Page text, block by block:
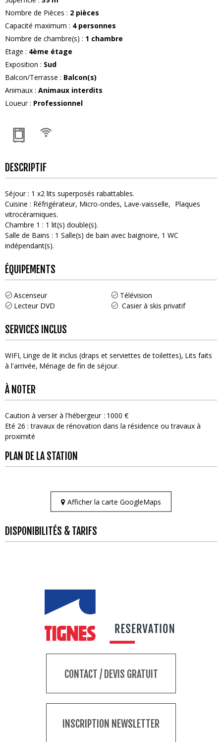
Nombre de Pièces : 2 pièces
Capacité maximum : 4 personnes
Nombre de chambre(s) : 1 chambre
Etage : 4ème étage
Exposition : Sud
Balcon/Terrasse : Balcon(s)
Animaux : Animaux interdits
Loueur: Professionnel
DESCRIPTIF
Séjour: 1 x2 lits superposés rabattables
Cuisine : Réfrigérateur Micro-ondes Lave-vaisselle
Plaques
vitrocéramiques
Chambre 1 : 1 lit(s) double(s)
Salle de Bains : 1 Salle(s) de bain avec baignoire 1 WC
indépendant(s)
ÉQUIPEMENTS
Ascenseur
Télévision
Lecteur DVD
Casier à skis privatif
SERVICES INCLUS
WIFI Linge de lit inclus (draps et serviettes de toilettes) Lits faits
à l'arrivée Ménage de fin de séjour
À NOTER
Caution à verser à l'hébergeur
1000 €
Eté 26 : travaux de rénovation dans la résidence ou travaux à
proximité
PLAN DE LA STATION
Afficher la carte GoogleMaps
DISPONIBILITÉS & TARIFS
CONTACT / DEVIS GRATUIT
INSCRIPTION NEWSLETTER